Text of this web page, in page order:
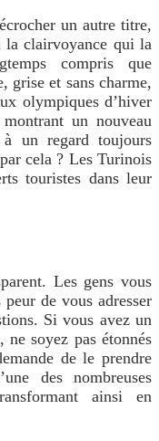
un autre titre,
la clairvoyance qui la
compris que
grise et sans charme,
olympiques d’hiver
un nouveau
un regard toujours
cela ? Les Turinois
touristes dans leur
Les gens vous
de vous adresser
Si vous avez un
soyez pas étonnés
de le prendre
des nombreuses
ainsi en